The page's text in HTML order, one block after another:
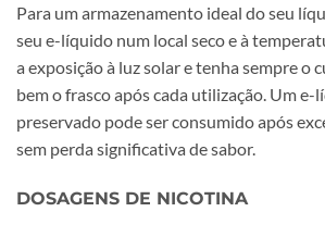
Para um armazenamento ideal do seu
seu e-líquido num local seco e à
a exposição à luz solar e tenha sempre o
bem o frasco após cada utilização. Um e-
preservado pode ser consumido após
sem perda significativa de sabor.
DOSAGENS DE NICOTINA